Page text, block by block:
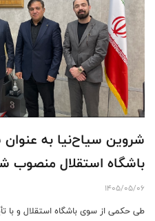
شروین سیاح‌نیا به
باشگاه استقلال منصوب
1405/05/06
طی حکمی از سوی باشگاه استقلال و با